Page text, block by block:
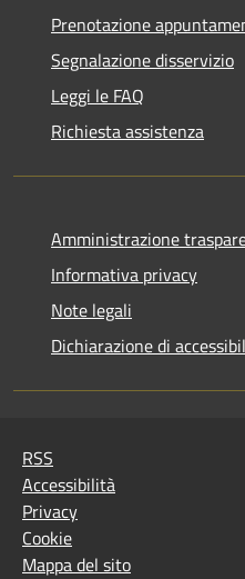
Prenotazione
Segnalazione disservizio
Leggi le FAQ
Richiesta assistenza
Amministrazione
Informativa privacy
Note legali
Dichiarazione di
RSS
Accessibilità
Privacy
Cookie
Mappa del sito